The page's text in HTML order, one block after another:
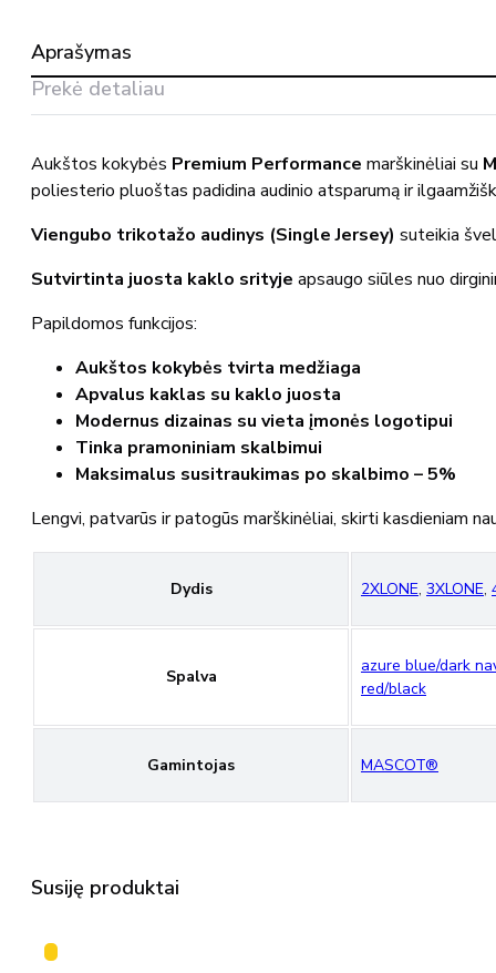
959
MASCOT®
Aprašymas
Prekė detaliau
Aukštos kokybės Premium Performance marškinėliai su
poliesterio pluoštas padidina audinio atsparumą ir
Viengubo trikotažo audinys (Single Jersey) suteikia
Sutvirtinta juosta kaklo srityje apsaugo siūles nuo
Papildomos funkcijos:
Aukštos kokybės tvirta medžiaga
Apvalus kaklas su kaklo juosta
Modernus dizainas su vieta įmonės logotipui
Tinka pramoniniam skalbimui
Maksimalus susitraukimas po skalbimo – 5%
Lengvi, patvarūs ir patogūs marškinėliai, skirti kasdieniam
Dydis 2XLONE, 3XLONE,
Spalva
azure blue/dark
red/black
Gamintojas MASCOT®
Susiję produktai